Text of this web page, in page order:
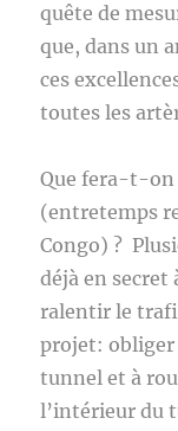
quête de
que, dans un
ces
toutes les
Que fera-t-on
(entretemps
Congo) ?
déjà en
ralentir le
projet: obliger
tunnel et à
l’intérieur du